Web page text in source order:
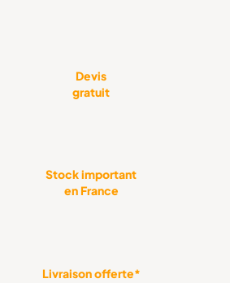
Devis
gratuit
Stock important
en France
Livraison offerte*